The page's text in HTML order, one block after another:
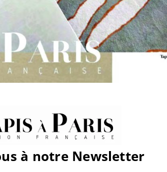
à notre Newsletter